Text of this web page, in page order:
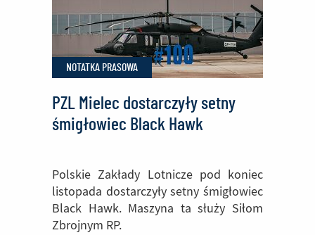
NOTATKA PRASOWA
PZL Mielec dostarczyły setny
śmigłowiec Black Hawk
Polskie Zakłady Lotnicze pod koniec
listopada dostarczyły setny śmigłowiec
Black Hawk. Maszyna ta służy Siłom
Zbrojnym RP.